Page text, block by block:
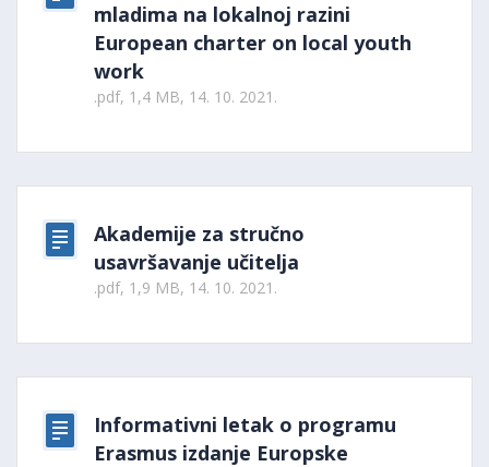
mladima na lokalnoj razini
European charter on local youth
work
.pdf, 1,4 MB, 14. 10. 2021.
Akademije za stručno
usavršavanje učitelja
.pdf, 1,9 MB, 14. 10. 2021.
Informativni letak o programu
Erasmus izdanje Europske